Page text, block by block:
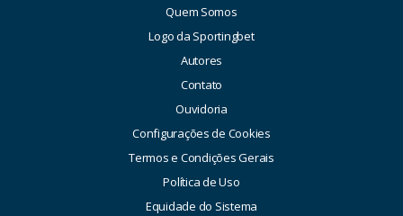
Quem Somos
Logo da Sportingbet
Autores
Contato
Ouvidoria
Configurações de Cookies
Termos e Condições Gerais
Política de Uso
Equidade do Sistema